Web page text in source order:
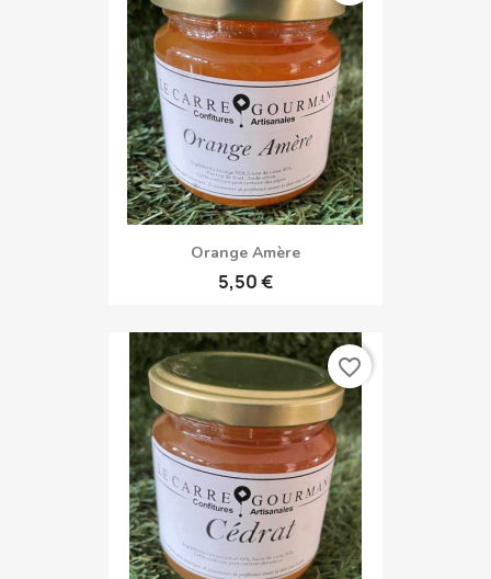
Orange Amère
5,50 €
favorite_border